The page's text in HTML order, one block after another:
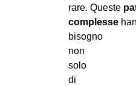
rare. Queste
complesse
bisogno
non
solo
di